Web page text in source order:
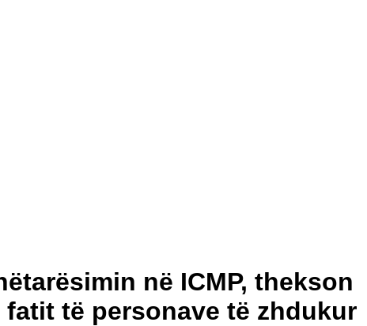
në ICMP, thekson
të personave të zhdukur